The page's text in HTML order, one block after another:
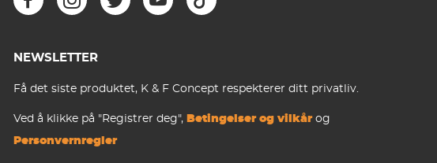
NEWSLETTER
Få det siste produktet, K & F Concept respekterer ditt privatliv.
Ved å klikke på "Registrer deg", Betingelser og vilkårog
Personvernregler